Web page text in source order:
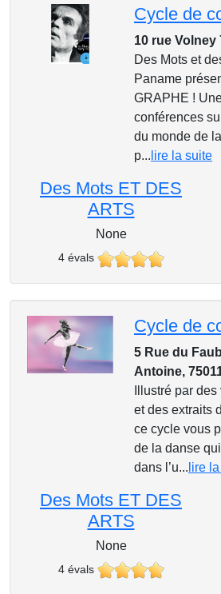
10 rue Volney
Des Mots et
Paname
GRAPHE !
conférences
du monde de
p... lire la suite
Des Mots ET DES
ARTS
None
4 évals
5 Rue du
Antoine,
Illustré par
et des extraits
ce cycle vous
de la danse
dans l’u... lire
Des Mots ET DES
ARTS
None
4 évals